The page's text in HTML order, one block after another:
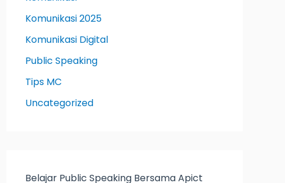
Komunikasi 2025
Komunikasi Digital
Public Speaking
Tips MC
Uncategorized
Belajar Public Speaking Bersama Apict